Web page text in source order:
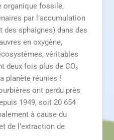
organique fossile,
par l’accumulation
des sphaignes) dans des
en oxygène,
véritables
deux fois plus de CO₂
planète réunies !
ont perdu près
1949, soit 20 654
à cause du
de l’extraction de